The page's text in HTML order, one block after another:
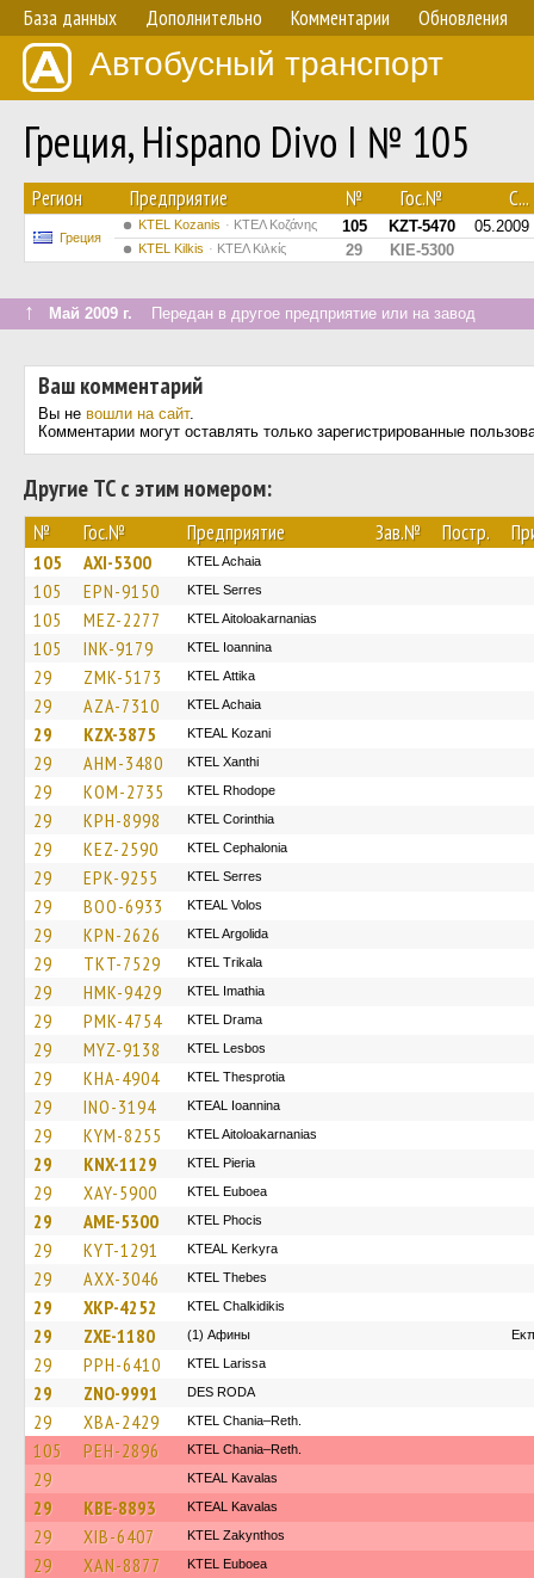
База данных Дополнительно Комментарии Обновления
Автобусный транспорт
Греция, Hispano Divo I № 105
Регион Предприятие № Гос.№ С...
Греция
ΚΤΕL Kozanis ΚΤΕΛ Κοζάνης 105 KZT-5470 05.2009
KTEL Kilkis ΚΤΕΛ Κιλκίς 29 KIE-5300
↑ Май 2009 г. Передан в другое предприятие или на завод
Ваш комментарий
Вы не вошли на сайт.
Комментарии могут оставлять только зарегистрированные
Другие ТС с этим номером:
№ Гос.№ Предприятие Зав.№ Постр.
105 AXI-5300 KTEL Achaia
105 EPN-9150 KTEL Serres
105 MEZ-2277 KTEL Aitoloakarnanias
105 INK-9179 KTEL Ioannina
29 ZMK-5173 KΤΕL Αttika
29 AZA-7310 KTEL Achaia
29 KZX-3875 KTEAL Kozani
29 AHM-3480 KTEL Xanthi
29 KOM-2735 KTEL Rhodope
29 KPH-8998 KTEL Corinthia
29 KEZ-2590 KTEL Cephalonia
29 EPK-9255 KTEL Serres
29 BOO-6933 KTEAL Volos
29 KPN-2626 KTEL Argolida
29 TKT-7529 ΚΤΕL Τrikala
29 HMK-9429 KTEL Imathia
29 PMK-4754 KTEL Drama
29 MYZ-9138 KTEL Lesbos
29 KHA-4904 KTEL Thesprotia
29 INO-3194 KTEAL Ioannina
29 KYM-8255 KTEL Aitoloakarnanias
29 KNX-1129 KTEL Pieria
29 XAY-5900 ΚΤΕL Euboea
29 AME-5300 ΚΤΕL Phocis
29 KYT-1291 KTEAL Kerkyra
29 AXX-3046 KTEL Thebes
29 XKP-4252 ΚΤΕL Chalkidikis
29 ZXE-1180 (1) Афины
29 PPH-6410 KTEL Larissa
29 ZNO-9991 DES RODA
29 XBA-2429 KTEL Chania–Reth.
105 PEH-2896 KTEL Chania–Reth.
29 KTEAL Kavalas
29 KBE-8893 KTEAL Kavalas
29 XIB-6407 KTEL Zakynthos
29 XAN-8877 ΚΤΕL Euboea